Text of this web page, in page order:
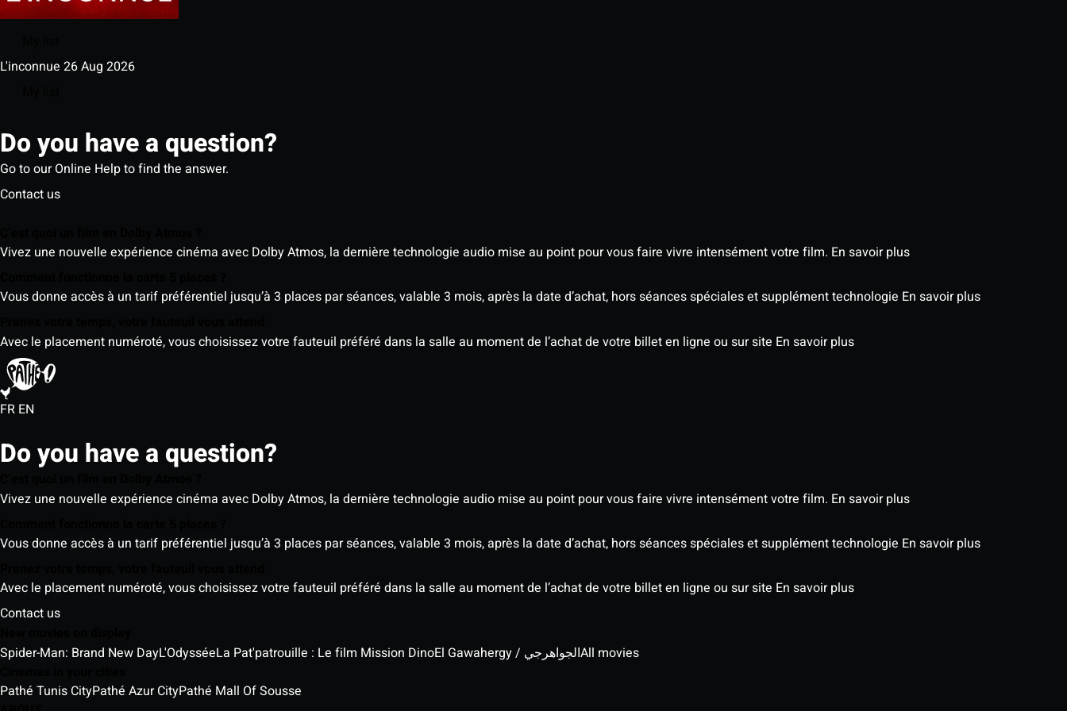
L'inconnue 26 Aug 2026
Do you have a question?
Go to our Online Help to find the answer.
Contact us
Vivez une nouvelle expérience cinéma avec Dolby Atmos, la dernière technologie audio mise au point pour vous faire vivre intensément votre film. En savoir plus
Vous donne accès à un tarif préférentiel jusqu’à 3 places par séances, valable 3 mois, après la date d’achat, hors séances spéciales et supplément technologie En savoir plus
Avec le placement numéroté, vous choisissez votre fauteuil préféré dans la salle au moment de l’achat de votre billet en ligne ou sur site En savoir plus
FR EN
Do you have a question?
Vivez une nouvelle expérience cinéma avec Dolby Atmos, la dernière technologie audio mise au point pour vous faire vivre intensément votre film. En savoir plus
Vous donne accès à un tarif préférentiel jusqu’à 3 places par séances, valable 3 mois, après la date d’achat, hors séances spéciales et supplément technologie En savoir plus
Avec le placement numéroté, vous choisissez votre fauteuil préféré dans la salle au moment de l’achat de votre billet en ligne ou sur site En savoir plus
Contact us
Spider-Man: Brand New DayL'OdysséeLa Pat'patrouille : Le film Mission Dino El Gawahergy / الجواهرجيAll movies
Pathé Tunis CityPathé Azur CityPathé Mall Of Sousse